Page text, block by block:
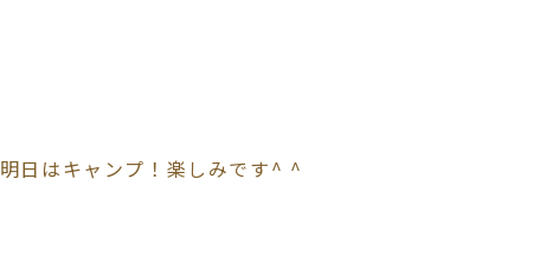
明日はキャンプ！楽しみです^ ^